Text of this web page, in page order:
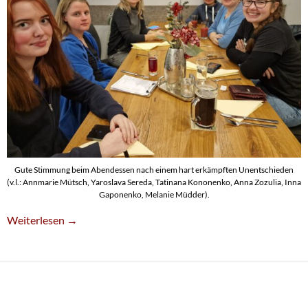
Gute Stimmung beim Abendessen nach einem hart erkämpften Unentschieden
(v.l.: Annmarie Mütsch, Yaroslava Sereda, Tatinana Kononenko, Anna Zozulia, Inna
Gaponenko, Melanie Müdder).
SG-Damen Erkämpfen 3:3 Gegen Leipzig
Weiterlesen →